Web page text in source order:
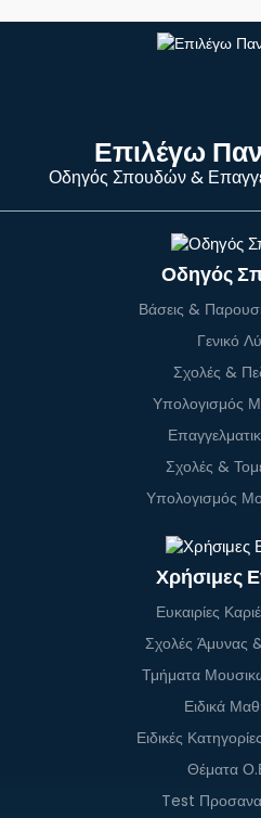
Επιλέγω
Οδηγός Σπουδών &
Οδηγός
Βάσεις &
Γενικό
Σχολές &
Υπολογισμός
Σχολές &
Υπολογισμός
Χρήσιμες
Ευκαιρίες
Σχολές Άμυνας
Τμήματα
Ειδικά
Ειδικές
Θέματα
Test